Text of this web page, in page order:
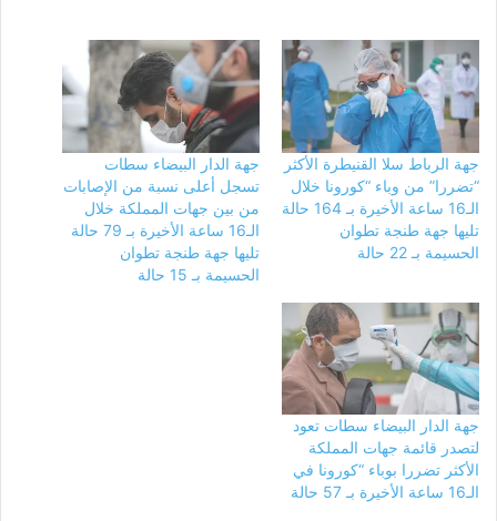
جهة الرباط سلا القنيطرة الأكثر
“تضررا” من وباء “كورونا خلال
الـ16 ساعة الأخيرة بـ 164 حالة
تليها جهة طنجة تطوان
الحسيمة بـ 22 حالة
جهة الدار البيضاء سطات
تسجل أعلى نسبة من الإصابات
من بين جهات المملكة خلال
الـ16 ساعة الأخيرة بـ 79 حالة
تليها جهة طنجة تطوان
الحسيمة بـ 15 حالة
جهة الدار البيضاء سطات تعود
لتصدر قائمة جهات المملكة
الأكثر تضررا بوباء “كورونا في
الـ16 ساعة الأخيرة بـ 57 حالة